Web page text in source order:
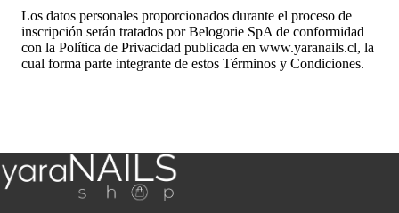
Los datos personales proporcionados durante el proceso de
inscripción serán tratados por Belogorie SpA de conformidad
con la Política de Privacidad publicada en www.yaranails.cl, la
cual forma parte integrante de estos Términos y Condiciones.